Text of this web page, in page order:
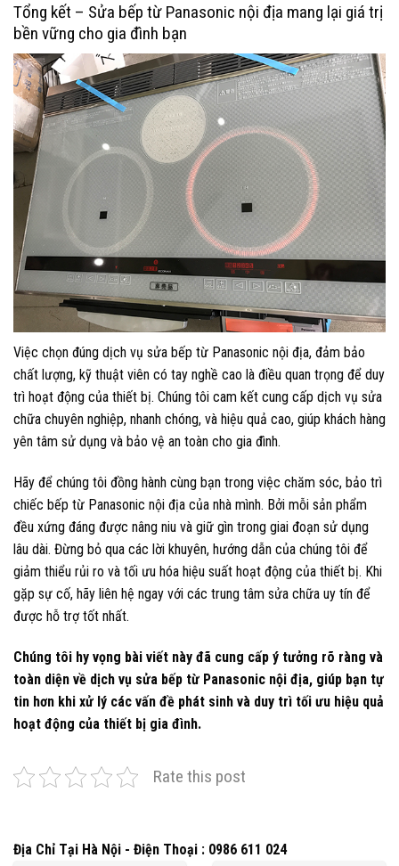
Tổng kết – Sửa bếp từ Panasonic nội địa mang lại giá trị
bền vững cho gia đình bạn
Việc chọn đúng dịch vụ sửa bếp từ Panasonic nội địa, đảm bảo
chất lượng, kỹ thuật viên có tay nghề cao là điều quan trọng để duy
trì hoạt động của thiết bị. Chúng tôi cam kết cung cấp dịch vụ sửa
chữa chuyên nghiệp, nhanh chóng, và hiệu quả cao, giúp khách hàng
yên tâm sử dụng và bảo vệ an toàn cho gia đình.
Hãy để chúng tôi đồng hành cùng bạn trong việc chăm sóc, bảo trì
chiếc bếp từ Panasonic nội địa của nhà mình. Bởi mỗi sản phẩm
đều xứng đáng được nâng niu và giữ gìn trong giai đoạn sử dụng
lâu dài. Đừng bỏ qua các lời khuyên, hướng dẫn của chúng tôi để
giảm thiểu rủi ro và tối ưu hóa hiệu suất hoạt động của thiết bị. Khi
gặp sự cố, hãy liên hệ ngay với các trung tâm sửa chữa uy tín để
được hỗ trợ tốt nhất.
Chúng tôi hy vọng bài viết này đã cung cấp ý tưởng rõ ràng và
toàn diện về dịch vụ sửa bếp từ Panasonic nội địa, giúp bạn tự
tin hơn khi xử lý các vấn đề phát sinh và duy trì tối ưu hiệu quả
hoạt động của thiết bị gia đình.
Rate this post
Địa Chỉ Tại Hà Nội - Điện Thoại : 0986 611 024